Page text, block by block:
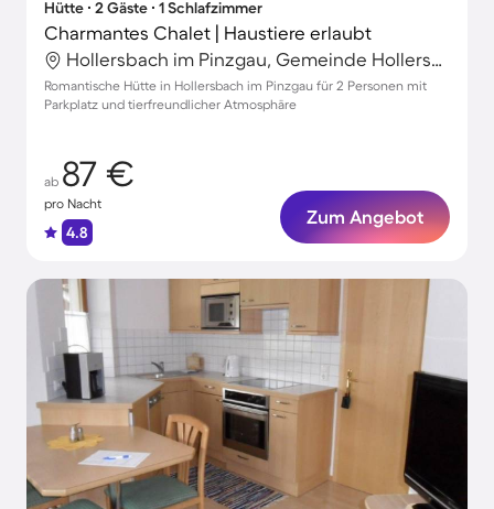
Hütte ∙ 2 Gäste ∙ 1 Schlafzimmer
Charmantes Chalet | Haustiere erlaubt
Hollersbach im Pinzgau, Gemeinde Hollersbach im Pinzgau, Salzburg
Romantische Hütte in Hollersbach im Pinzgau für 2 Personen mit
Parkplatz und tierfreundlicher Atmosphäre
ab 87 €
pro Nacht
4.8
Zum Angebot